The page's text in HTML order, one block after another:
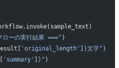
ローの実行結果 ===" )
'original_length' ] }文字" )
'summary' ] } " )